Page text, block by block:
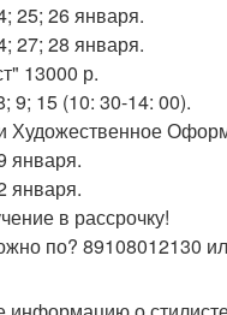
25; 26 января.
27; 28 января.
13000 р.
9; 15 (10: 30-14: 00).
Художественное
января.
января.
в рассрочку!
по? 89108012130